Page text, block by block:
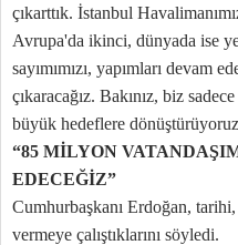
çıkarttık. İstanbul
Avrupa'da ikinci, dünyada ise
sayımımızı, yapımları devam
çıkaracağız. Bakınız, biz
büyük hedeflere
“85 MİLYON
EDECEĞİZ”
Cumhurbaşkanı Erdoğan,
vermeye çalıştıklarını söyledi.